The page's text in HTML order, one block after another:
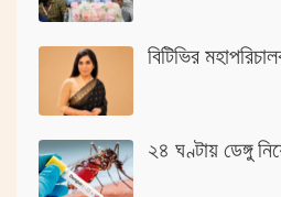
বিটিভির
২৪ ঘণ্টায় ডেঙ্গু